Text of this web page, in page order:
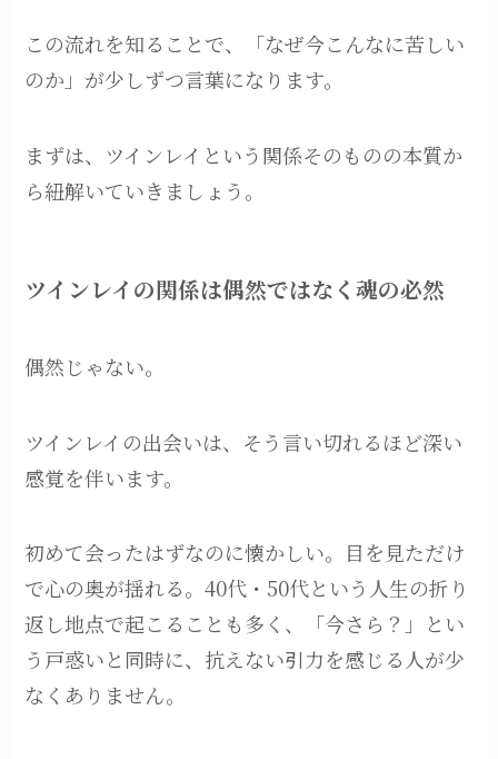
この流れを知ることで、「なぜ今こんなに苦しい
のか」が少しずつ言葉になります。
まずは、ツインレイという関係そのものの本質か
ら紐解いていきましょう。
ツインレイの関係は偶然ではなく魂の必然
偶然じゃない。
ツインレイの出会いは、そう言い切れるほど深い
感覚を伴います。
初めて会ったはずなのに懐かしい。目を見ただけ
で心の奥が揺れる。40代・50代という人生の折り
返し地点で起こることも多く、「今さら？」とい
う戸惑いと同時に、抗えない引力を感じる人が少
なくありません。